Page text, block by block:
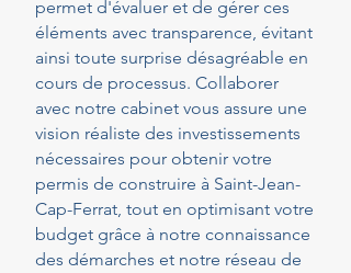
permet d'évaluer et de gérer ces
éléments avec transparence, évitant
ainsi toute surprise désagréable en
cours de processus. Collaborer
avec notre cabinet vous assure une
vision réaliste des investissements
nécessaires pour obtenir votre
permis de construire à Saint-Jean-
Cap-Ferrat, tout en optimisant votre
budget grâce à notre connaissance
des démarches et notre réseau de